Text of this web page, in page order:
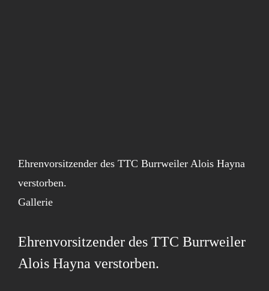
Ehrenvorsitzender des TTC Burrweiler Alois Hayna
verstorben.
Gallerie
Ehrenvorsitzender des TTC Burrweiler
Alois Hayna verstorben.